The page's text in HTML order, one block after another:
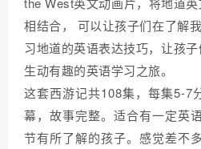
相结合， 可以让孩子们在了解
习地道的英语表达技巧，让孩
生动有趣的英语学习之旅。
这套西游记共108集，每集5-7
幕，故事完整。适合有一定英
节有所了解的孩子。感觉差不